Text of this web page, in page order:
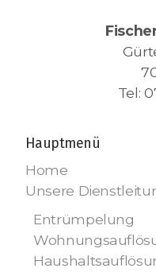
Tel:
Hauptmenü
Home
Unsere
Entrümpelung